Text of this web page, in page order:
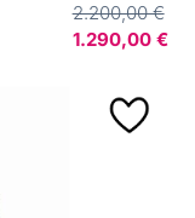
2.200,00 €
1.290,00 €